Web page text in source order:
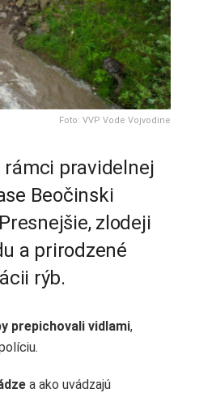
Foto: VVP Vode Vojvodine
rámci pravidelnej
Beočinski
zlodeji
a prirodzené
rýb.
prepichovali vidlami,
a ako uvádzajú